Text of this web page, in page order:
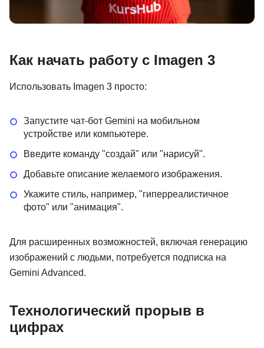
Как начать работу с Imagen 3
Использовать Imagen 3 просто:
Запустите чат-бот Gemini на мобильном
устройстве или компьютере.
Введите команду "создай" или "нарисуй".
Добавьте описание желаемого изображения.
Укажите стиль, например, "гиперреалистичное
фото" или "анимация".
Для расширенных возможностей, включая генерацию
изображений с людьми, потребуется подписка на
Gemini Advanced.
Технологический прорыв в
цифрах